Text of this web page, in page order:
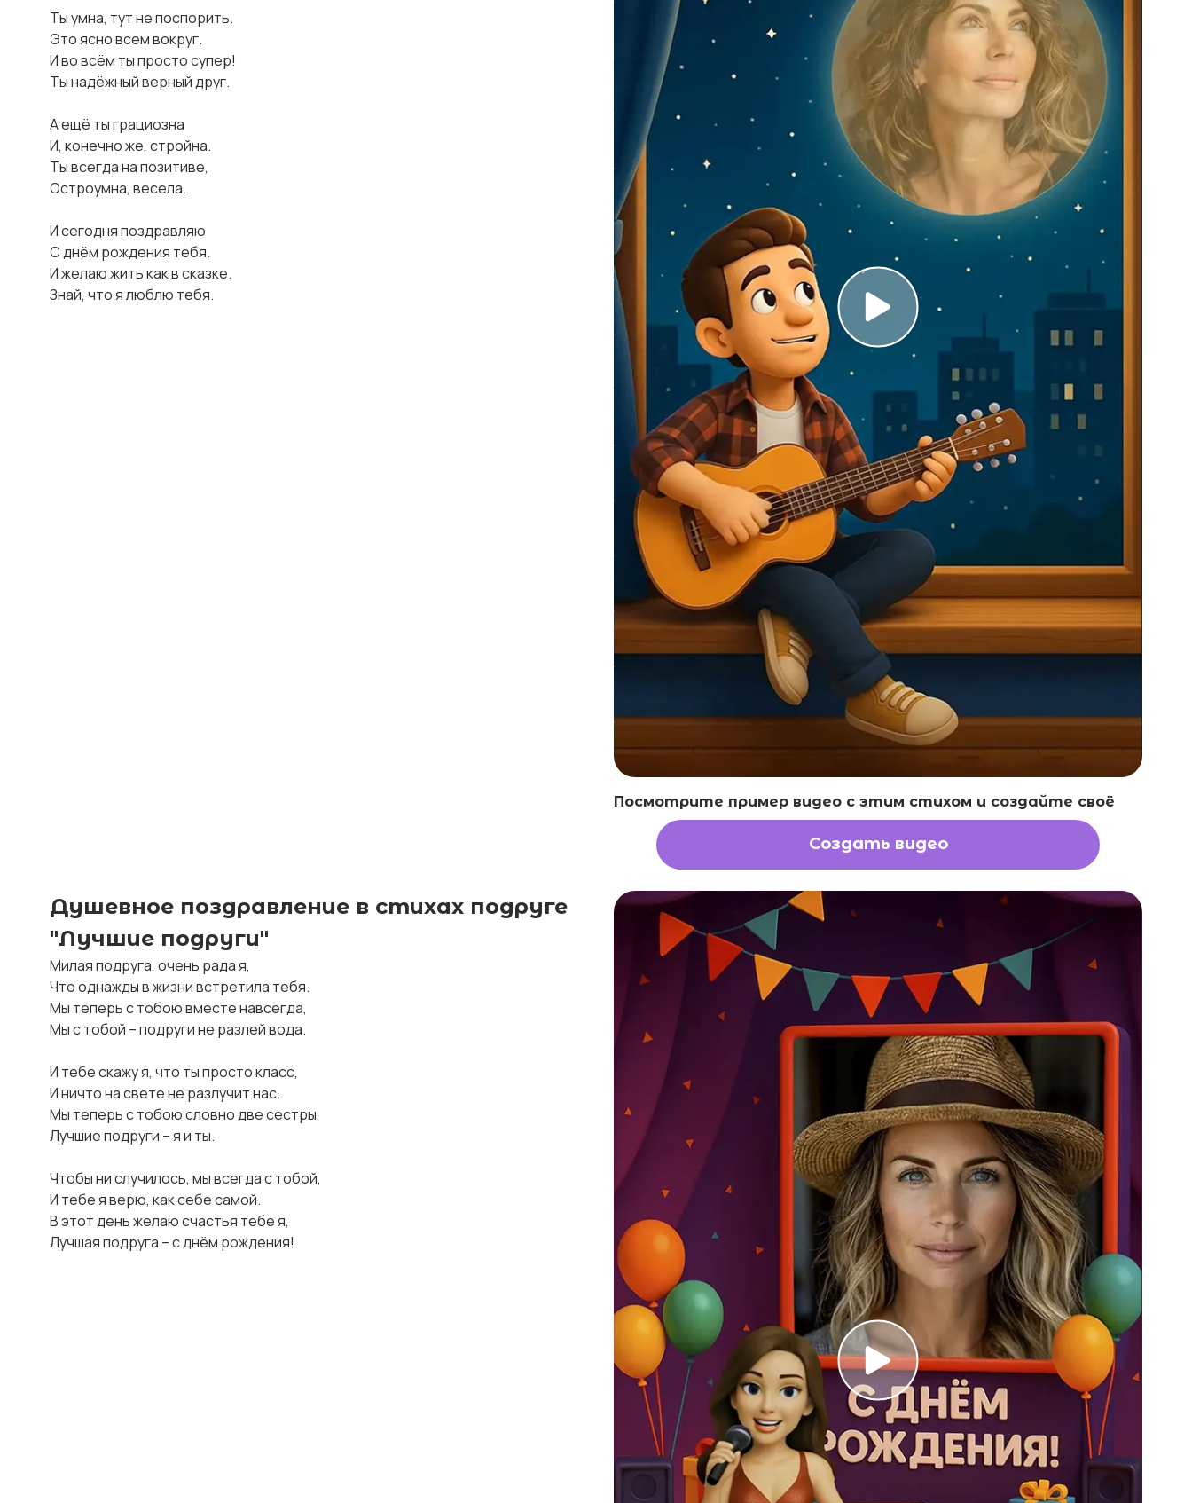
Ты умна, тут не поспорить.
Это ясно всем вокруг.
И во всём ты просто супер!
Ты надёжный верный друг.
А ещё ты грациозна
И, конечно же, стройна.
Ты всегда на позитиве,
Остроумна, весела.
И сегодня поздравляю
С днём рождения тебя.
И желаю жить как в сказке.
Посмотрите пример видео с этим стихом и создайте своё
Создать видео
Душевное поздравление в стихах подруге
"Лучшие подруги"
Милая подруга, очень рада я,
Что однажды в жизни встретила тебя.
Мы теперь с тобою вместе навсегда,
Мы с тобой – подруги не разлей вода.
И тебе скажу я, что ты просто класс,
И ничто на свете не разлучит нас.
Мы теперь с тобою словно две сестры,
Лучшие подруги – я и ты.
Чтобы ни случилось, мы всегда с тобой,
И тебе я верю, как себе самой.
В этот день желаю счастья тебе я,